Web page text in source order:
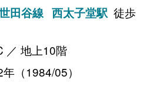
田谷線 西太子堂駅 徒歩
／ 地上10階
（1984/05）